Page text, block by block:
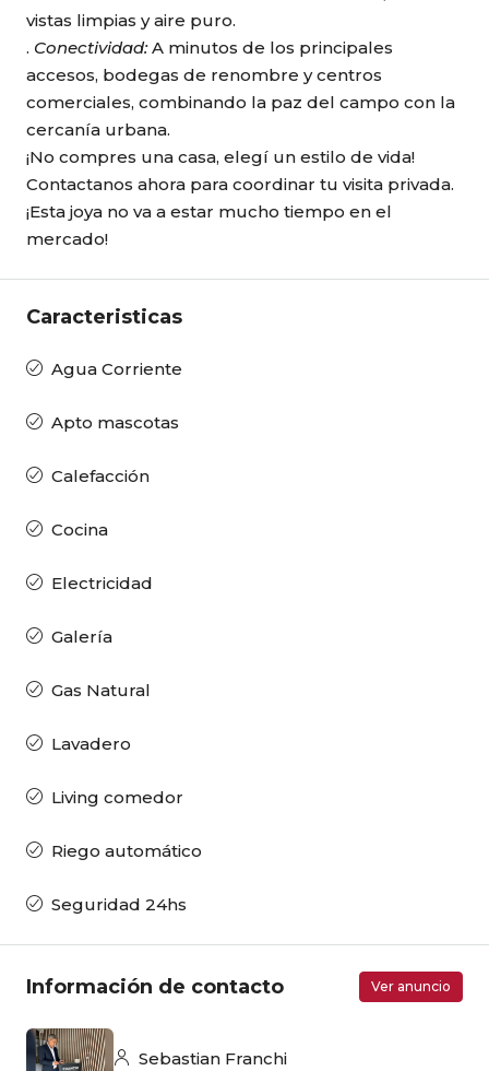
vistas limpias y aire puro.
. Conectividad:A minutos de los principales
accesos, bodegas de renombre y centros
comerciales, combinando la paz del campo con la
cercanía urbana.
¡No compres una casa, elegí un estilo de vida!
Contactanos ahora para coordinar tu visita privada.
¡Esta joya no va a estar mucho tiempo en el
mercado!
Caracteristicas
Agua Corriente
Apto mascotas
Calefacción
Cocina
Electricidad
Galería
Gas Natural
Lavadero
Living comedor
Riego automático
Seguridad 24hs
Información de contacto Ver anuncio
Sebastian Franchi